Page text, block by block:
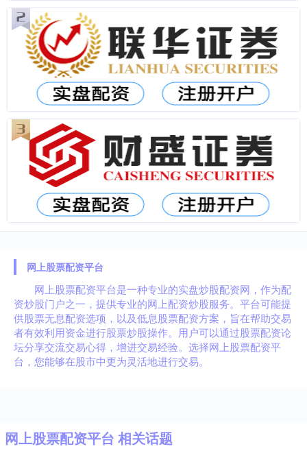
网上股票配资平台
网上股票配资平台是一种专业的实盘炒股配资网，作为配
资炒股门户之一，提供专业的网上配资炒股服务。平台可能提
供股票无息配资选项，以及低息股票配资方案，旨在帮助交易
者有效利用资金进行股票炒股操作。用户可以通过股票配资论
坛分享交流交易心得，增进交易经验。选择网上股票配资平
台，您能够在股市中更为灵活地进行交易。
网上股票配资平台 相关话题